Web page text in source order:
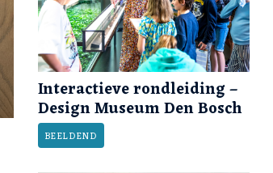
Interactieve rondleiding –
Design Museum Den Bosch
BEELDEND